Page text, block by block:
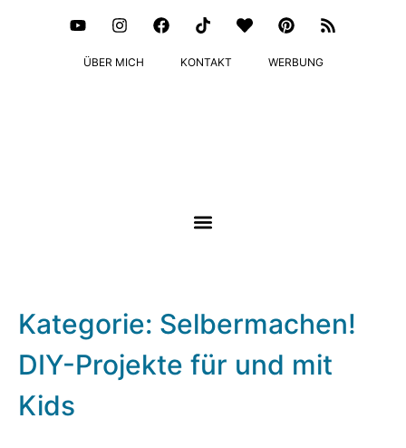
ÜBER MICH KONTAKT WERBUNG
Kategorie: Selbermachen!
DIY-Projekte für und mit
Kids